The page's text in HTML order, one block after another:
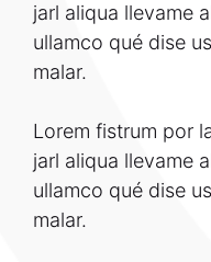
jarl aliqua llevame
ullamco qué dise
malar.
Lorem fistrum por
jarl aliqua llevame
ullamco qué dise
malar.